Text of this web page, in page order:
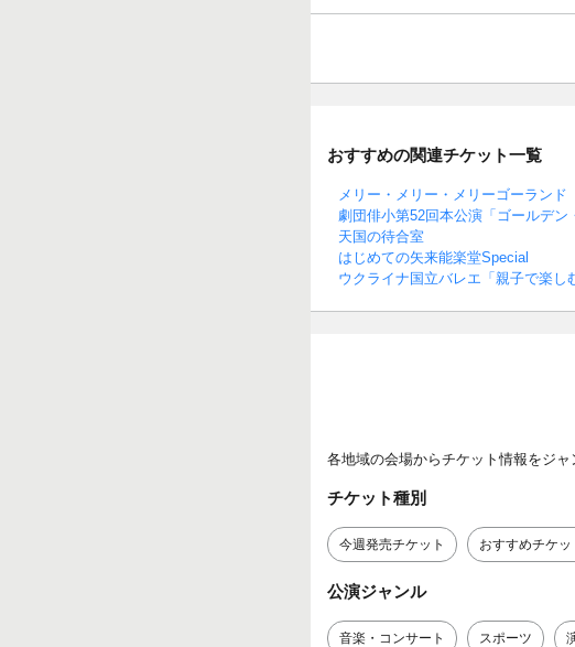
おすすめの関連チケット一覧
メリー・メリー・メリーゴーランド
劇団俳小第52回本公演「ゴールデン
天国の待合室
はじめての矢来能楽堂Special
ウクライナ国立バレエ「親子で楽し
各地域の会場からチケット情報をジ
チケット種別
今週発売チケット おすすめチケッ
公演ジャンル
音楽・コンサート スポーツ